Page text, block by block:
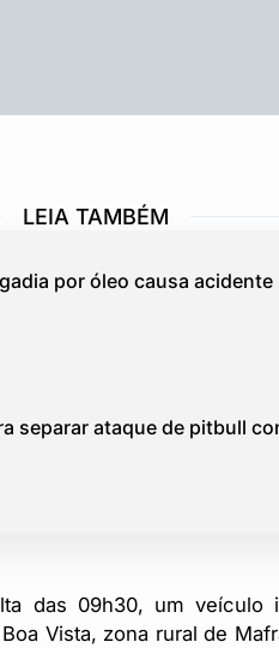
LEIA TAMBÉM
por óleo causa acidente
separar ataque de pitbull
das 09h30, um veículo
Vista, zona rural de